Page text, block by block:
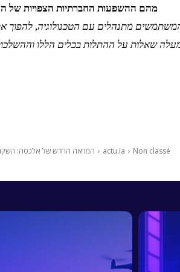
מהם ההשפעות החברתיות הצפויות של
מתנהלים עם הטכנולוגיה, להפוך
שאלות על ההתלות בכלים הללו
actu.ia Non classé המראה החדש של אלכסה: